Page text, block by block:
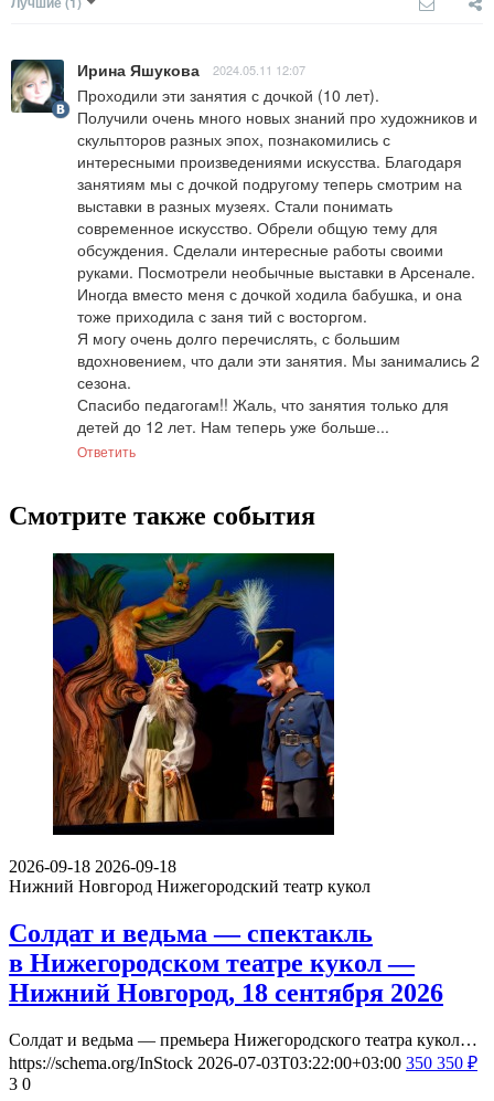
Ирина Яшукова 2024.05.11 12:07
Проходили эти занятия с дочкой (10 лет).
Получили очень много новых знаний про художников и
скульпторов разных эпох, познакомились с
интересными произведениями искусства. Благодаря
занятиям мы с дочкой подругому теперь смотрим на
выставки в разных музеях. Стали понимать
современное искусство. Обрели общую тему для
обсуждения. Сделали интересные работы своими
руками. Посмотрели необычные выставки в Арсенале.
Иногда вместо меня с дочкой ходила бабушка, и она
тоже приходила с заня тий с восторгом.
Я могу очень долго перечислять, с большим
вдохновением, что дали эти занятия. Мы занимались 2
сезона.
Спасибо педагогам!! Жаль, что занятия только для
детей до 12 лет. Нам теперь уже больше...
Ответить
Смотрите также события
2026-09-18 2026-09-18
Нижний Новгород Нижегородский театр кукол
Солдат и ведьма — спектакль
в Нижегородском театре кукол —
Нижний Новгород, 18 сентября 2026
Солдат и ведьма — премьера Нижегородского театра кукол…
https://schema.org/InStock 2026-07-03T03:22:00+03:00 350 350 ₽
3 0